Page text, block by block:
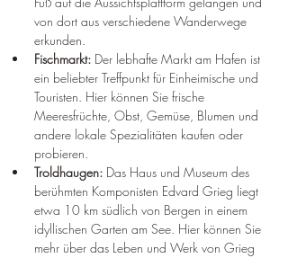
von dort aus verschiedene Wanderwege
erkunden.
Fischmarkt: Der lebhafte Markt am Hafen ist
ein beliebter Treffpunkt für Einheimische und
Touristen. Hier können Sie frische
Meeresfrüchte, Obst, Gemüse, Blumen und
andere lokale Spezialitäten kaufen oder
probieren.
Troldhaugen: Das Haus und Museum des
berühmten Komponisten Edvard Grieg liegt
etwa 10 km südlich von Bergen in einem
idyllischen Garten am See. Hier können Sie
mehr über das Leben und Werk von Grieg